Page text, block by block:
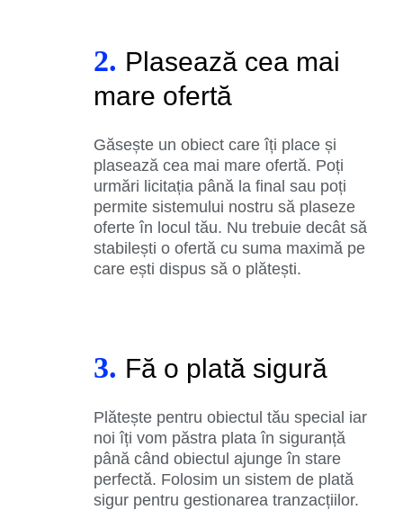
2. Plasează cea mai
mare ofertă
Găsește un obiect care îți place și
plasează cea mai mare ofertă. Poți
urmări licitația până la final sau poți
permite sistemului nostru să plaseze
oferte în locul tău. Nu trebuie decât să
stabilești o ofertă cu suma maximă pe
care ești dispus să o plătești.
3. Fă o plată sigură
Plătește pentru obiectul tău special iar
noi îți vom păstra plata în siguranță
până când obiectul ajunge în stare
perfectă. Folosim un sistem de plată
sigur pentru gestionarea tranzacțiilor.